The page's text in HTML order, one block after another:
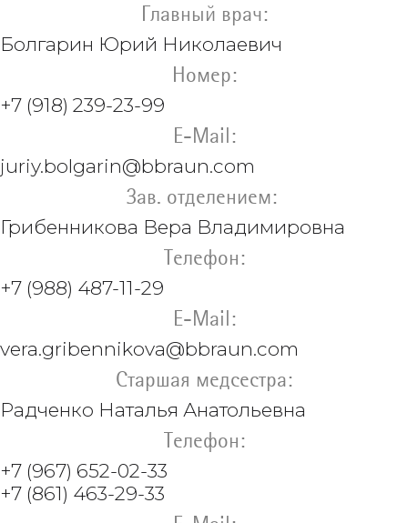
Главный врач:
Болгарин Юрий Николаевич
Номер:
+7 (918) 239-23-99
E-Mail:
juriy.bolgarin@bbraun.com
Зав. отделением:
Грибенникова Вера Владимировна
Телефон:
+7 (988) 487-11-29
E-Mail:
vera.gribennikova@bbraun.com
Старшая медсестра:
Радченко Наталья Анатольевна
Телефон:
+7 (967) 652-02-33
+7 (861) 463-29-33